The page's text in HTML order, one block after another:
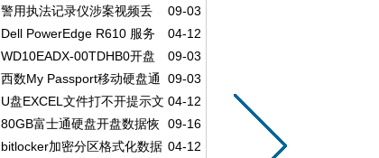
像硬盘误初始化数据恢复
09-03
警用执法记录仪涉案视频丢
失数据恢复
04-12
Dell PowerEdge R610 服务
器无法正常开机
09-03
WD10EADX-00TDHB0开盘
恢复数据成功
09-03
西数My Passport移动硬盘通
电异响 开盘更换磁头
04-12
U盘EXCEL文件打不开提示文
件损坏 数据成功恢复
09-16
80GB富士通硬盘开盘数据恢
复成功
04-12
bitlocker加密分区格式化数据